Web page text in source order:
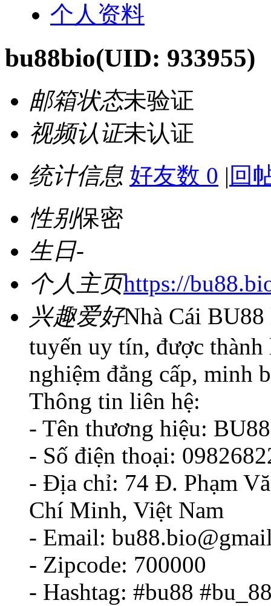
个人资料
bu88bio(UID: 933955)
邮箱状态未验证
视频认证未认证
统计信息 好友数 0 | 回
性别保密
生日-
个人主页https://
兴趣爱好Nhà Cái
tuyến uy tín, được
nghiệm đẳng cấp, minh
Thông tin liên hệ:
- Tên thương hiệu: BU88
- Số điện thoại:
- Địa chỉ: 74 Đ. Phạm
Chí Minh, Việt Nam
- Email:
- Zipcode: 700000
- Hashtag: #bu88